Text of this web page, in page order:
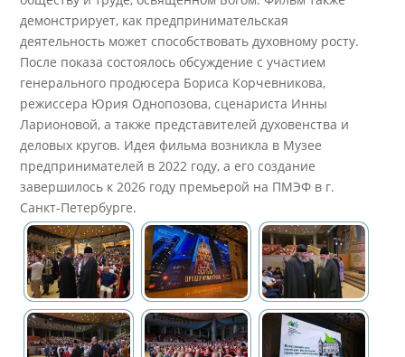
демонстрирует, как предпринимательская
деятельность может способствовать духовному росту.
После показа состоялось обсуждение с участием
генерального продюсера Бориса Корчевникова,
режиссера Юрия Однопозова, сценариста Инны
Ларионовой, а также представителей духовенства и
деловых кругов. Идея фильма возникла в Музее
предпринимателей в 2022 году, а его создание
завершилось к 2026 году премьерой на ПМЭФ в г.
Санкт-Петербурге.